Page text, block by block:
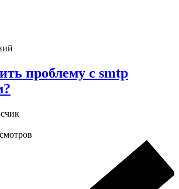
проблему с smtp